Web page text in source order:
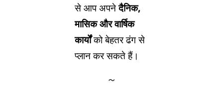
से आप अपनेदैनिक,
मासिक और वार्षिक
कार्योंको बेहतर ढंग से
प्लान कर सकते हैं।